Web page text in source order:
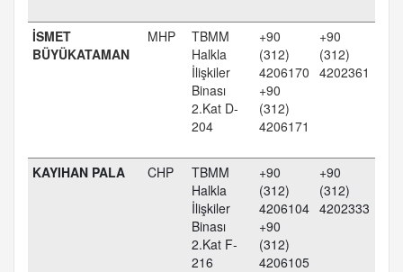
İSMET
BÜYÜKATAMAN
MHP
TBMM
Halkla
İlişkiler
Binası
2.Kat D-
204
+90
(312)
4206170
+90
(312)
4206171
+90
(312)
4202361
KAYIHAN PALA CHP
TBMM
Halkla
İlişkiler
Binası
2.Kat F-
216
+90
(312)
4206104
+90
(312)
4206105
+90
(312)
4202333